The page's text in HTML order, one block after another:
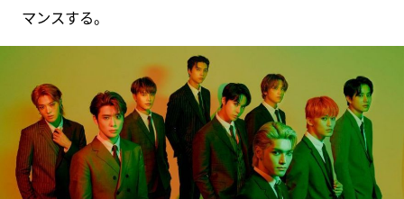
マンスする。